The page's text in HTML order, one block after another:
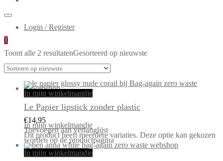
Login / Register
0
Toont alle 2 resultatenGesorteerd op nieuwste
In mijn winkelmandje
Le Papier lipstick zonder plastic
€14,95
In mijn winkelmandje
Toevoegen aan verlanglijst
Dit product heeft meerdere variaties. Deze optie kan gekozen
worden op de productpagina
In mijn winkelmandje